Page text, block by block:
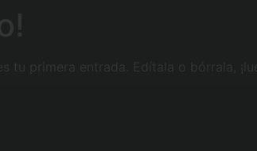
tu primera entrada. Edítala o bórrala,